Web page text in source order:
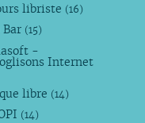
libriste (16)
Bar (15)
-
Internet
libre (14)
(14)